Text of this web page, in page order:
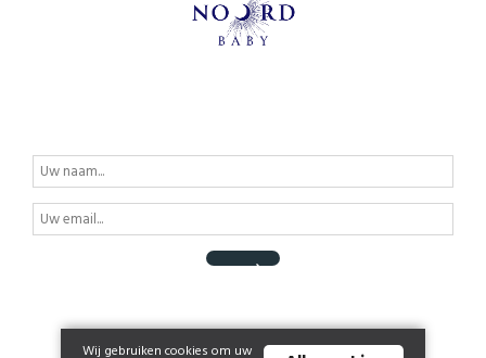
Wij gebruiken cookies om uw